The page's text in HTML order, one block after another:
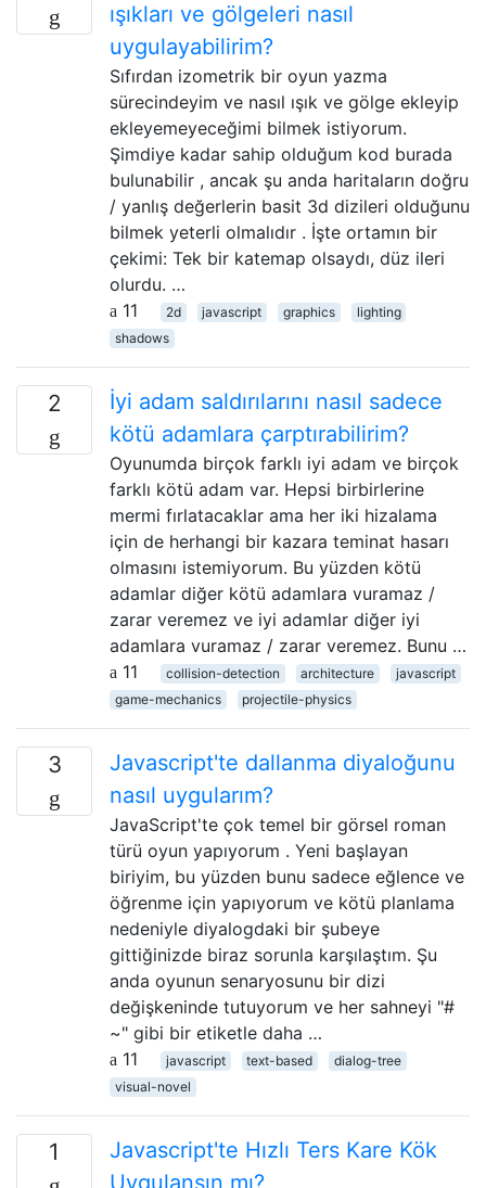
ışıkları ve gölgeleri nasıl
uygulayabilirim?
Sıfırdan izometrik bir oyun yazma
sürecindeyim ve nasıl ışık ve gölge ekleyip
ekleyemeyeceğimi bilmek istiyorum.
Şimdiye kadar sahip olduğum kod burada
bulunabilir , ancak şu anda haritaların doğru
/ yanlış değerlerin basit 3d dizileri olduğunu
bilmek yeterli olmalıdır . İşte ortamın bir
çekimi: Tek bir katemap olsaydı, düz ileri
olurdu. …
11
2d javascript graphics
lighting
shadows
2
İyi adam saldırılarını nasıl sadece
kötü adamlara çarptırabilirim?
Oyunumda birçok farklı iyi adam ve birçok
farklı kötü adam var. Hepsi birbirlerine
mermi fırlatacaklar ama her iki hizalama
için de herhangi bir kazara teminat hasarı
olmasını istemiyorum. Bu yüzden kötü
adamlar diğer kötü adamlara vuramaz /
zarar veremez ve iyi adamlar diğer iyi
adamlara vuramaz / zarar veremez. Bunu …
11
collision-detection architecture
javascript
game-mechanics
projectile-physics
3
Javascript'te dallanma diyaloğunu
nasıl uygularım?
JavaScript'te çok temel bir görsel roman
türü oyun yapıyorum . Yeni başlayan
biriyim, bu yüzden bunu sadece eğlence ve
öğrenme için yapıyorum ve kötü planlama
nedeniyle diyalogdaki bir şubeye
gittiğinizde biraz sorunla karşılaştım. Şu
anda oyunun senaryosunu bir dizi
değişkeninde tutuyorum ve her sahneyi "#
~" gibi bir etiketle daha …
11
javascript text-based
dialog-tree
visual-novel
1
Javascript'te Hızlı Ters Kare Kök
Uygulansın mı?